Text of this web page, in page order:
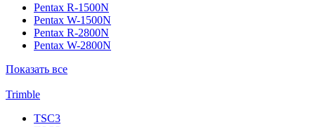
Pentax R-1500N
Pentax W-1500N
Pentax R-2800N
Pentax W-2800N
Показать все
Trimble
TSC3